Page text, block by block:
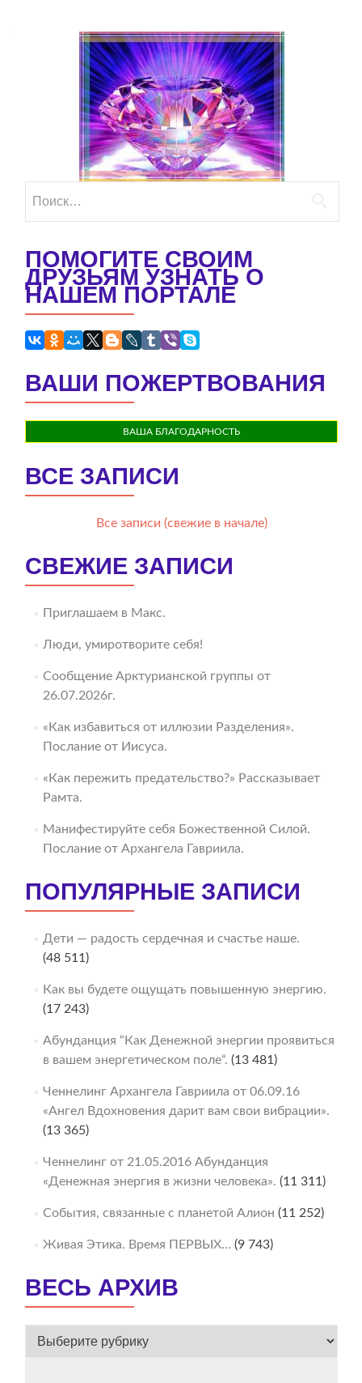
ПОМОГИТЕ СВОИМ
ДРУЗЬЯМ УЗНАТЬ О
НАШЕМ ПОРТАЛЕ
ВАШИ ПОЖЕРТВОВАНИЯ
ВАША БЛАГОДАРНОСТЬ
ВСЕ ЗАПИСИ
Все записи (свежие в начале)
СВЕЖИЕ ЗАПИСИ
Приглашаем в Макс.
Люди, умиротворите себя!
Сообщение Арктурианской группы от
26.07.2026г.
«Как избавиться от иллюзии Разделения».
Послание от Иисуса.
«Как пережить предательство?» Рассказывает
Рамта.
Манифестируйте себя Божественной Силой.
Послание от Архангела Гавриила.
ПОПУЛЯРНЫЕ ЗАПИСИ
Дети — радость сердечная и счастье наше.
(48 511)
Как вы будете ощущать повышенную энергию.
(17 243)
Абунданция “Как Денежной энергии проявиться
в вашем энергетическом поле“. (13 481)
Ченнелинг Архангела Гавриила от 06.09.16
«Ангел Вдохновения дарит вам свои вибрации».
(13 365)
Ченнелинг от 21.05.2016 Абунданция
«Денежная энергия в жизни человека». (11 311)
События, связанные с планетой Алион (11 252)
Живая Этика. Время ПЕРВЫХ… (9 743)
ВЕСЬ АРХИВ
ВЕСЬ